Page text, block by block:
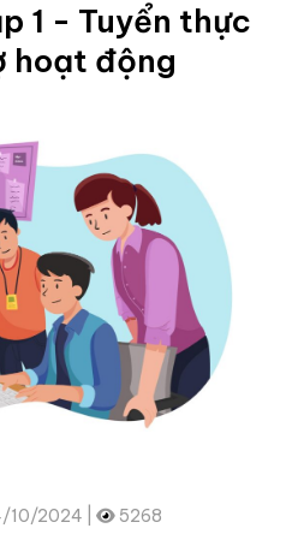
1 - Tuyển thực
hoạt động
10/2024 | 5268